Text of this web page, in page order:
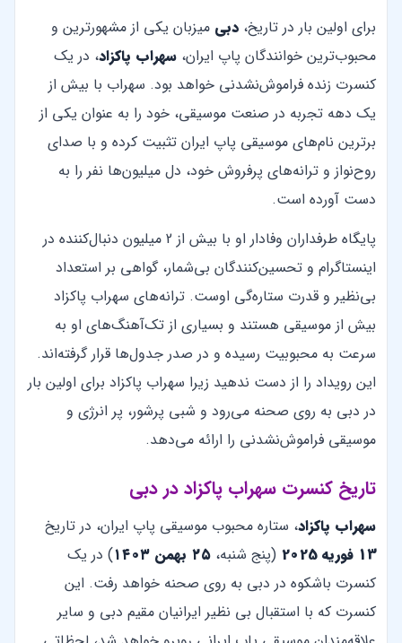
برای اولین بار در تاریخ، دبی میزبان یکی از مشهورترین و
محبوب‌ترین خوانندگان پاپ ایران، سهراب پاکزاد، در یک
کنسرت زنده فراموش‌نشدنی خواهد بود. سهراب با بیش از
یک دهه تجربه در صنعت موسیقی، خود را به عنوان یکی از
برترین نام‌های موسیقی پاپ ایران تثبیت کرده و با صدای
روح‌نواز و ترانه‌های پرفروش خود، دل میلیون‌ها نفر را به
دست آورده است.
پایگاه طرفداران وفادار او با بیش از 2 میلیون دنبال‌کننده در
اینستاگرام و تحسین‌کنندگان بی‌شمار، گواهی بر استعداد
بی‌نظیر و قدرت ستاره‌گی اوست. ترانه‌های سهراب پاکزاد
بیش از موسیقی هستند و بسیاری از تک‌آهنگ‌های او به
سرعت به محبوبیت رسیده و در صدر جدول‌ها قرار گرفته‌اند.
این رویداد را از دست ندهید زیرا سهراب پاکزاد برای اولین بار
در دبی به روی صحنه می‌رود و شبی پرشور، پر انرژی و
موسیقی فراموش‌نشدنی را ارائه می‌دهد.
تاریخ کنسرت سهراب پاکزاد در دبی
سهراب پاکزاد، ستاره محبوب موسیقی پاپ ایران، در تاریخ
13 فوریه 2025
(پنج شنبه، ۲۵ بهمن ۱۴۰۳
) در یک
کنسرت باشکوه در دبی به روی صحنه خواهد رفت. این
کنسرت که با استقبال بی نظیر ایرانیان مقیم دبی و سایر